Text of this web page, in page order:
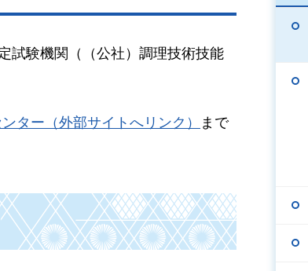
試験機関（（公社）調理技術技能
ター（外部サイトへリンク）
まで